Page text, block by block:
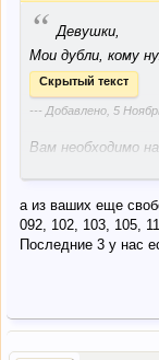
“ Девушки,
Мои дубли, кому
Скрытый текст
--- Добавлено, 5
Вам необходимо
личка станет
а из ваших еще
092, 102, 103, 105,
Последние 3 у нас